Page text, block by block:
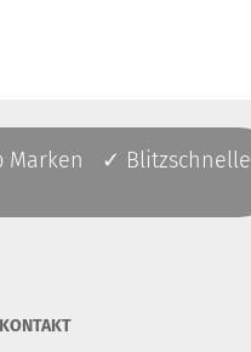
Marken ✓ Blitzschnelle
KONTAKT